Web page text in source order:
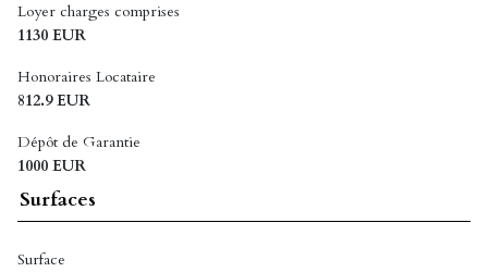
Loyer charges comprises
1130 EUR
Honoraires Locataire
812.9 EUR
Dépôt de Garantie
1000 EUR
Surfaces
Surface